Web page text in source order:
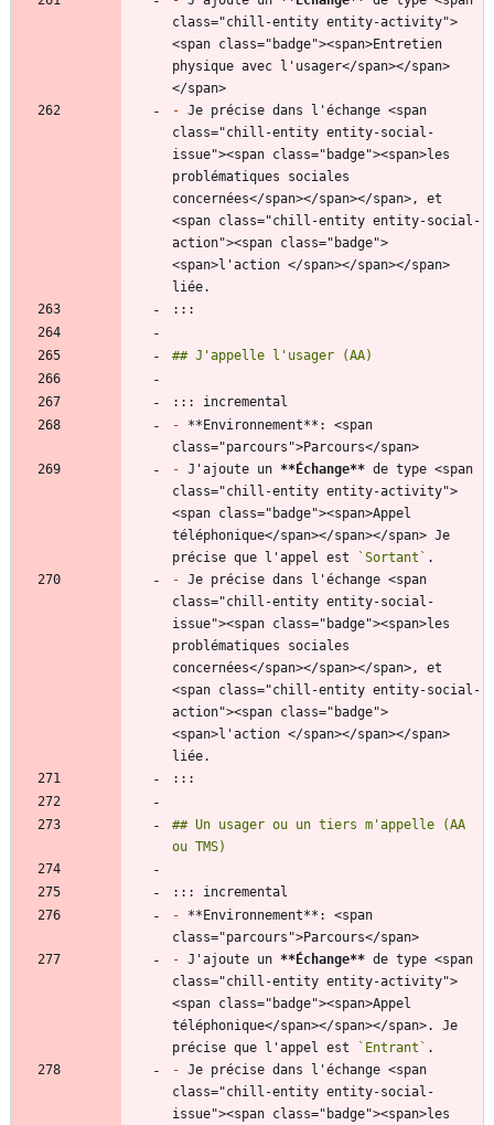
class="chill-entity entity-activity">
<span class="badge"><span>Entretien
physique avec l'usager</span></span>
- Je précise dans l'échange <span
class="chill-entity entity-social-
issue"><span class="badge"><span>les
problématiques sociales
concernées</span></span></span>, et
<span class="chill-entity entity-social-
action"><span class="badge">
<span>l'action </span></span></span>
- **Environnement**: <span
- J'ajoute un **Échange** de type <span
class="chill-entity entity-activity">
<span class="badge"><span>Appel
téléphonique</span></span></span> Je
précise que l'appel est
`Sortant`
- Je précise dans l'échange <span
class="chill-entity entity-social-
issue"><span class="badge"><span>les
problématiques sociales
concernées</span></span></span>, et
<span class="chill-entity entity-social-
action"><span class="badge">
<span>l'action </span></span></span>
## Un usager ou un tiers m'appelle (AA
- **Environnement**: <span
- J'ajoute un **Échange** de type <span
class="chill-entity entity-activity">
<span class="badge"><span>Appel
téléphonique</span></span></span>. Je
précise que l'appel est
`Entrant`
- Je précise dans l'échange <span
class="chill-entity entity-social-
issue"><span class="badge"><span>les